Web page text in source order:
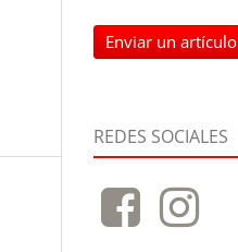
Enviar un artículo
REDES SOCIALES